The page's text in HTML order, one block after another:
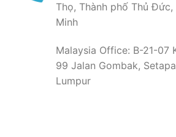
Thọ, Thành phố Thủ
Minh
Malaysia Office: B-21-07
99 Jalan Gombak,
Lumpur